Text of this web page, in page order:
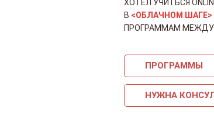
ХОТЕЛ УЧИТЬСЯ
В <ОБЛАЧНОМ ШАГЕ>
ПРОГРАММАМ
ПРОГРАММЫ
НУЖНА